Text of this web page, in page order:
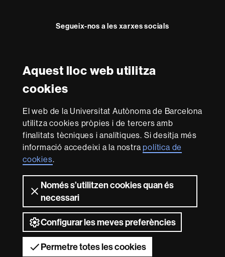
Aquest lloc web utilitza
cookies
El web de la Universitat Autònoma de Barcelona
utilitza cookies pròpies i de tercers amb
finalitats tècniques i analítiques. Si desitja més
informació accedeixi a la nostrapolítica de
cookies.
Només s’utilitzen cookies quan és
necessari
Configurar les meves preferències
Permetre totes les cookies
Segueix-nos a les xarxes socials
FFLFFLFFLFFL
Reconeixement internacional de l'excel·lència
in
Research
-
Euraxess
Amb el finançament de
Sobre
aquest
web
Avís legal
web Accessibilitat web Mapa del web UAB
2026 Universitat Autònoma de Barcelona